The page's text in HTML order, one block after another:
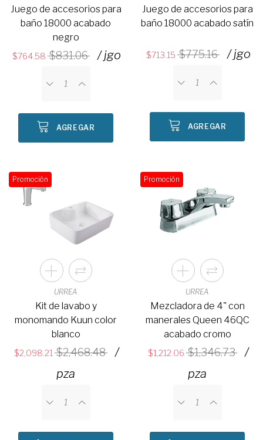
Juego de accesorios para
baño 18000 acabado
negro
764.58 831.06 / jgo
AGREGAR
Juego de accesorios para
baño 18000 acabado satín
713.15 775.16 / jgo
AGREGAR
Promoción
URREA
Kit de lavabo y
monomando Kuun color
blanco
2,098.21 2,468.48
/
pza
Promoción
URREA
Mezcladora de 4" con
manerales Queen 46QC
acabado cromo
1,212.06 1,346.73
/
pza